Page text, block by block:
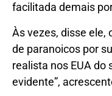
facilitada demais
Às vezes, disse
de paranoicos por
realista nos EUA do
evidente”,